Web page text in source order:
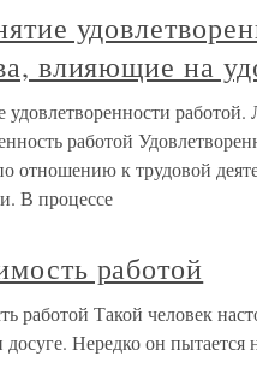
влияющие на
удовлетворенности
работой
отношению к трудовой
В процессе
работой
работой Такой человек
Нередко он пытается